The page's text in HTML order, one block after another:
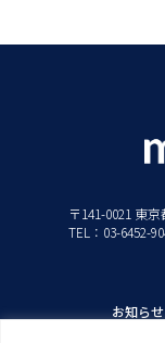
〒141-0021 東
TEL：03-6452-
お知らせ